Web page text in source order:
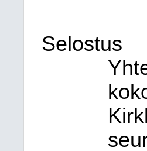
Selostus